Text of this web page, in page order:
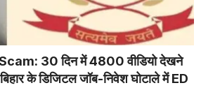
30 दिन में 4800 वीडियो देखने
के डिजिटल जॉब-निवेश घोटाले में ED